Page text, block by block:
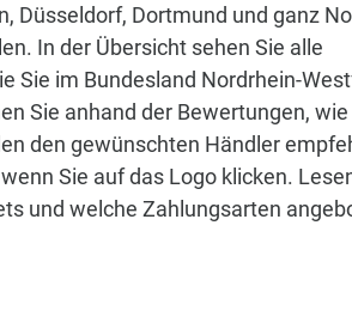
Düsseldorf, Dortmund und ganz
In der Übersicht sehen Sie alle
Sie im Bundesland Nordrhein-
Sie anhand der Bewertungen, wie
den gewünschten Händler
Sie auf das Logo klicken.
und welche Zahlungsarten